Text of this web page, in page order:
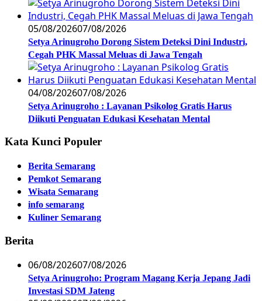
05/08/202607/08/2026
Setya Arinugroho Dorong Sistem Deteksi Dini Industri,
Cegah PHK Massal Meluas di Jawa Tengah
04/08/202607/08/2026
Setya Arinugroho : Layanan Psikolog Gratis Harus
Diikuti Penguatan Edukasi Kesehatan Mental
Kata Kunci Populer
Berita Semarang
Pemkot Semarang
Wisata Semarang
info semarang
Kuliner Semarang
Berita
06/08/202607/08/2026
Setya Arinugroho: Program Magang Kerja Jepang Jadi
Investasi SDM Jateng